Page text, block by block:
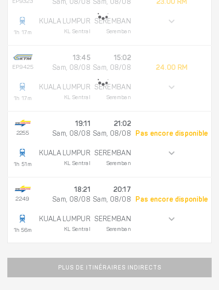
EP9323
1h 17m
Sam, 08/08
KUALA LUMPUR
KL Sentral
Sam, 08/08
SEREMBAN
Seremban
23.00 RM
EP9425
1h 17m
13:45
Sam, 08/08
KUALA LUMPUR
KL Sentral
15:02
Sam, 08/08
SEREMBAN
Seremban
24.00 RM
2255
1h 51m
19:11
Sam, 08/08
KUALA LUMPUR
KL Sentral
21:02
Sam, 08/08
SEREMBAN
Seremban
Pas encore disponible
2249
1h 56m
18:21
Sam, 08/08
KUALA LUMPUR
KL Sentral
20:17
Sam, 08/08
SEREMBAN
Seremban
Pas encore disponible
PLUS DE ITINÉRAIRES INDIRECTS